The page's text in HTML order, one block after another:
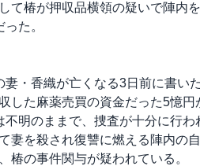
て椿が押収品横領の疑いで陣内
た。
・香織が亡くなる3日前に書い
した麻薬売買の資金だった5憶円
明のままで、捜査が十分に行わ
妻を殺され復讐に燃える陣内の
椿の事件関与が疑われている。